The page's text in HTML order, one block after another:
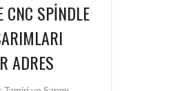
CNC SPINDLE
ADRES